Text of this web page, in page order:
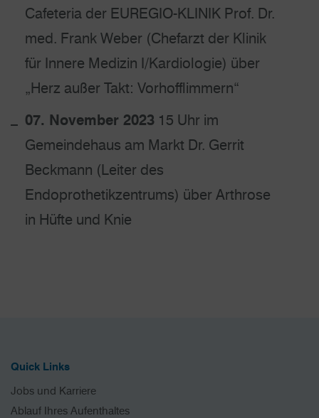
Cafeteria der EUREGIO-KLINIK Prof. Dr.
med. Frank Weber (Chefarzt der Klinik
für Innere Medizin I/Kardiologie) über
„Herz außer Takt: Vorhofflimmern“
07. November 2023 15 Uhr im
Gemeindehaus am Markt Dr. Gerrit
Beckmann (Leiter des
Endoprothetikzentrums) über Arthrose
in Hüfte und Knie
Quick Links
Jobs und Karriere
Ablauf Ihres Aufenthaltes